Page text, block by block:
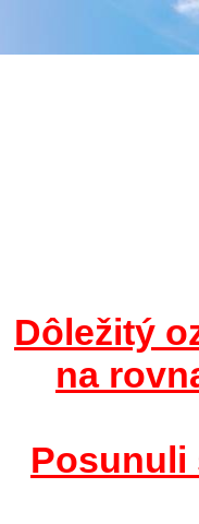
Dôležitý
na
Posunuli